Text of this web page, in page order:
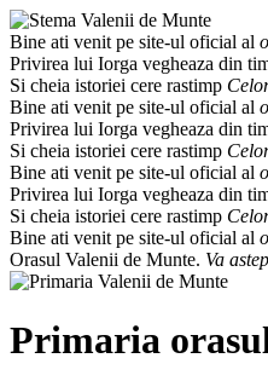
Bine ati venit pe site-ul oficial al
Privirea lui Iorga vegheaza din
Si cheia istoriei cere rastimp
Bine ati venit pe site-ul oficial al
Privirea lui Iorga vegheaza din
Si cheia istoriei cere rastimp
Bine ati venit pe site-ul oficial al
Privirea lui Iorga vegheaza din
Si cheia istoriei cere rastimp
Bine ati venit pe site-ul oficial al
Orasul Valenii de Munte. Va
Primaria